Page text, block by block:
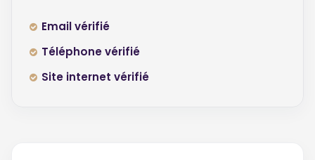
Email vérifié
Téléphone vérifié
Site internet vérifié